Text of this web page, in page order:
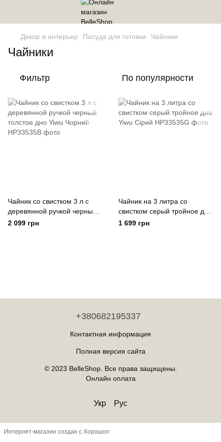
Декор и интерьер Посуда для готовки Чайники
Чайники
Фильтр По популярности
Чайник со свистком 3 л с
деревянной ручкой черный
толстое дно Yiwu Чорний
2 099 грн
Чайник на 3 литра со
свистком серый тройное дно
Yiwu Сірий
1 699 грн
+380682195337
Контактная информация
Полная версия сайта
© 2023 BelleShop. Все права защищены.
Онлайн оплата
Укр Рус
Интернет-магазин создан с Хорошоп